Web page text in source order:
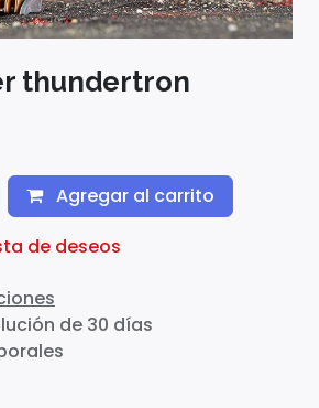
thundertron
Agregar al carrito
de deseos
de 30 días